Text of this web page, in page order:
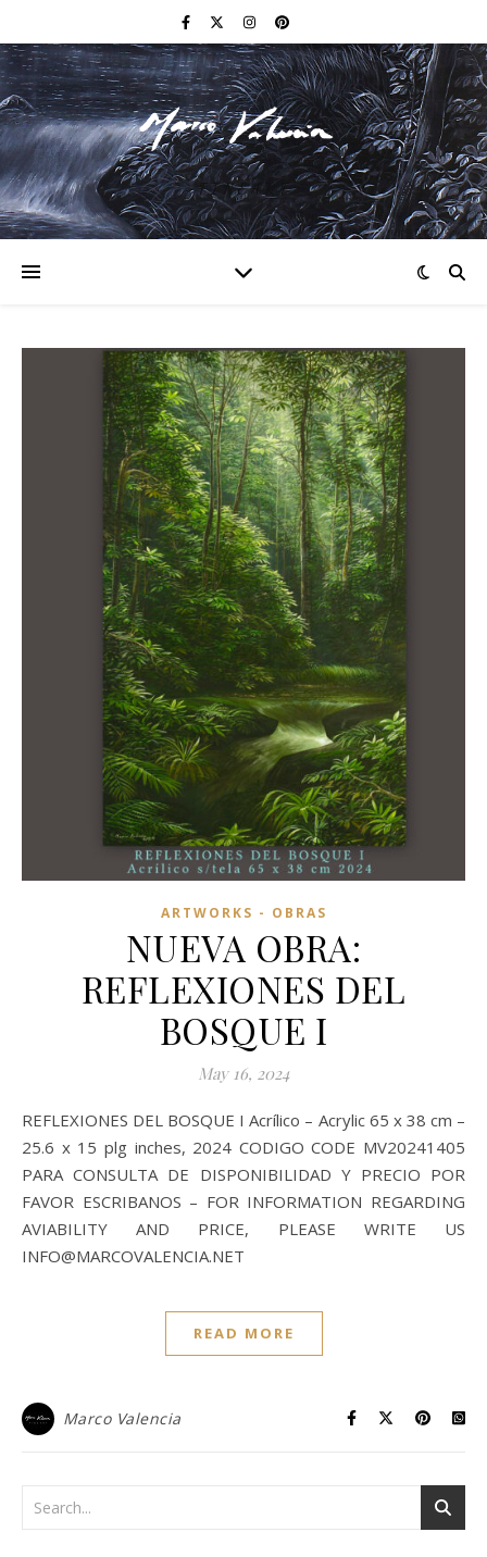
F I N E A R T
ARTWORKS - OBRAS
NUEVA OBRA:
REFLEXIONES DEL
BOSQUE I
May 16, 2024
REFLEXIONES DEL BOSQUE I Acrílico – Acrylic 65 x 38 cm –
25.6 x 15 plg inches, 2024 CODIGO CODE MV20241405
PARA CONSULTA DE DISPONIBILIDAD Y PRECIO POR
FAVOR ESCRIBANOS – FOR INFORMATION REGARDING
AVIABILITY AND PRICE, PLEASE WRITE US
INFO@MARCOVALENCIA.NET
READ MORE
Marco Valencia